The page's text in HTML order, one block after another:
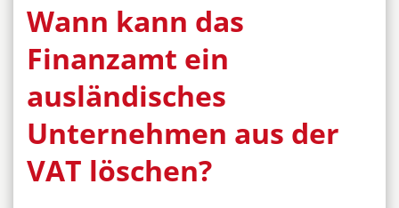
Wann kann das
Finanzamt ein
ausländisches
Unternehmen aus der
VAT löschen?